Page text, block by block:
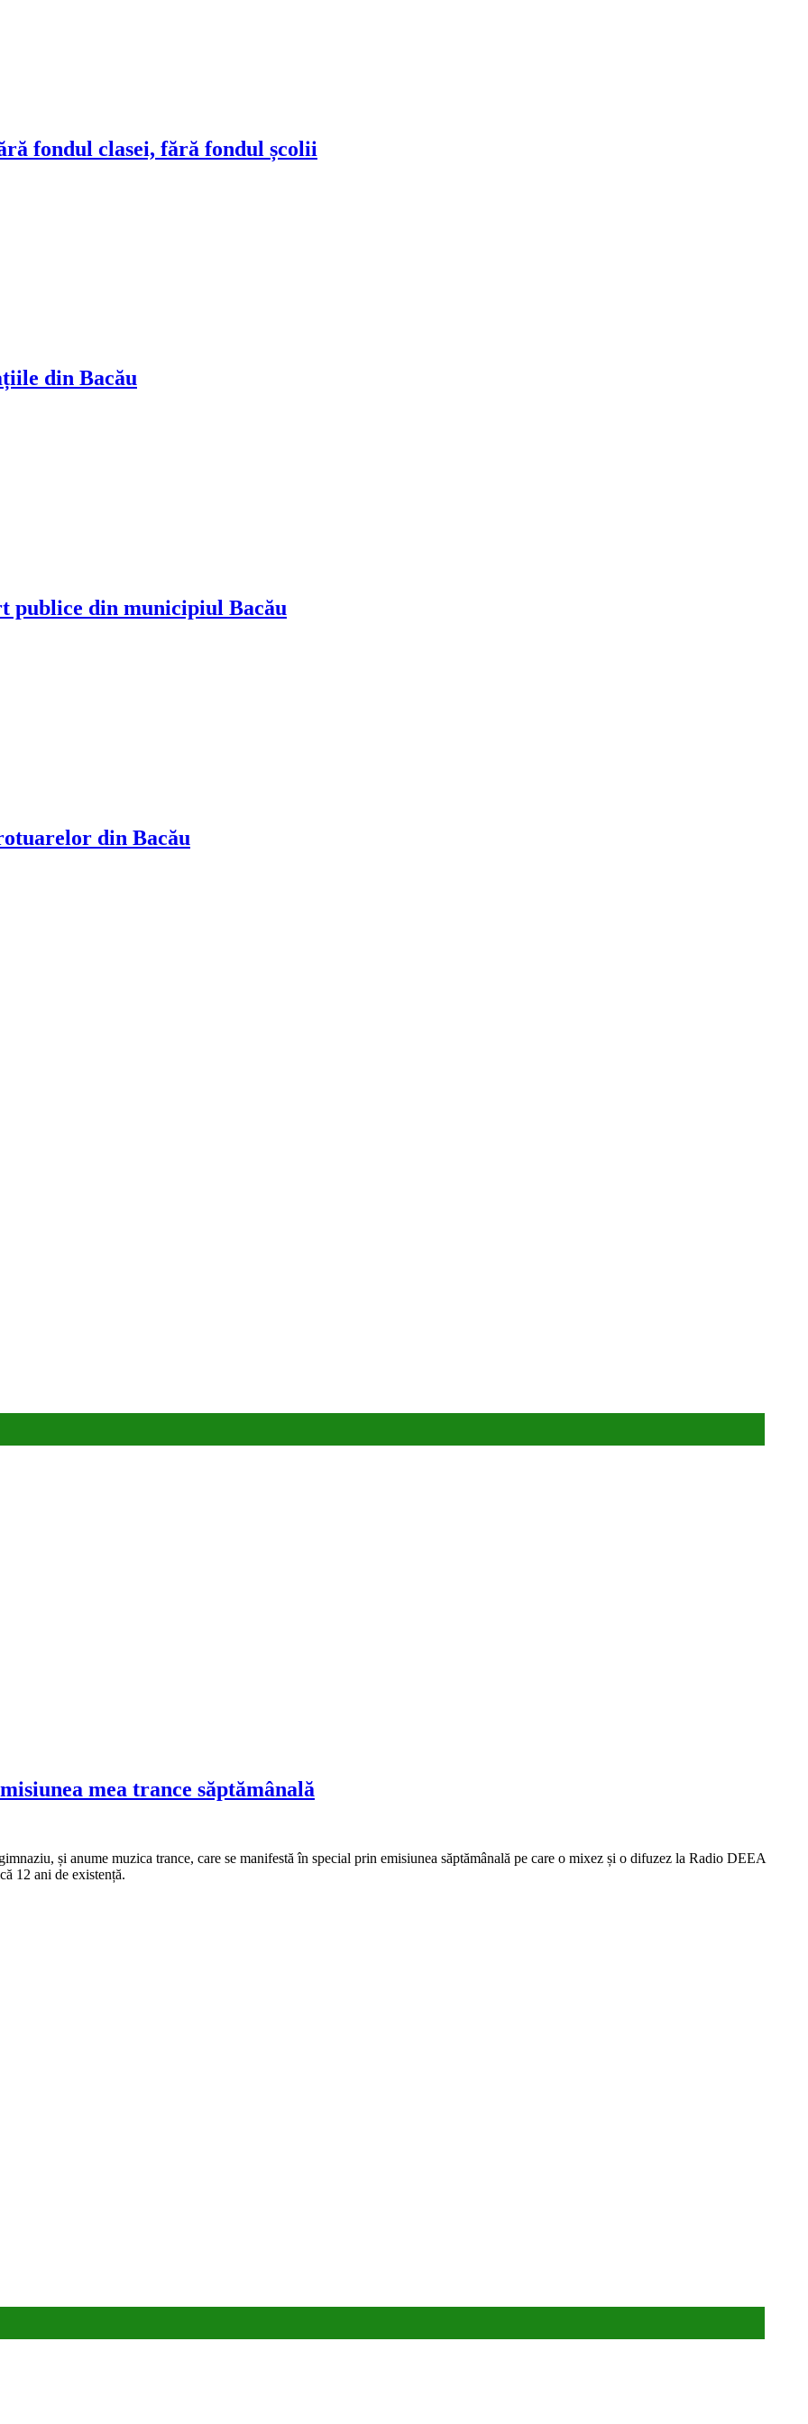
fondul clasei, fără fondul școlii
din Bacău
publice din municipiul Bacău
din Bacău
mea trance săptămânală
și anume muzica trance, care se manifestă în special prin emisiunea săptămânală pe care o mixez și o difuzez la Radio DEEA
12 ani de existență.